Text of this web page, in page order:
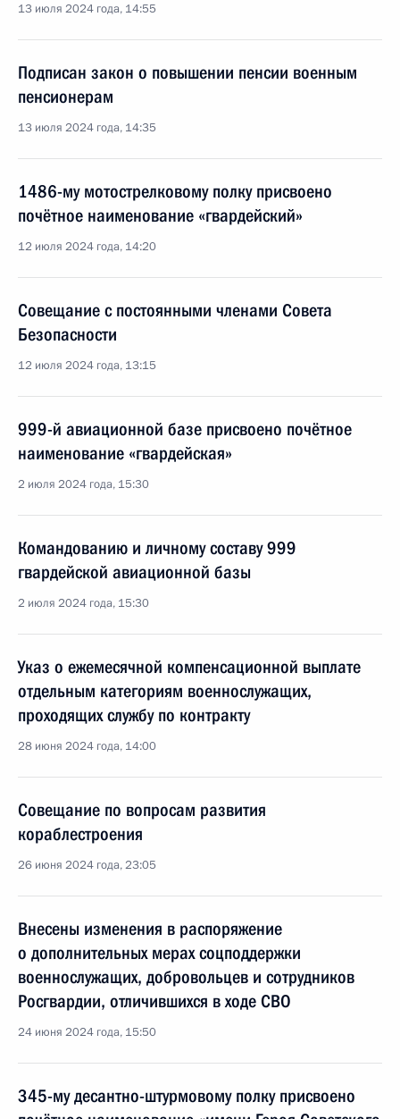
13 июля 2024 года, 14:55
Подписан закон о повышении пенсии военным
пенсионерам
13 июля 2024 года, 14:35
1486-му мотострелковому полку присвоено
почётное наименование «гвардейский»
12 июля 2024 года, 14:20
Совещание с постоянными членами Совета
Безопасности
12 июля 2024 года, 13:15
999-й авиационной базе присвоено почётное
наименование «гвардейская»
2 июля 2024 года, 15:30
Командованию и личному составу 999
гвардейской авиационной базы
2 июля 2024 года, 15:30
Указ о ежемесячной компенсационной выплате
отдельным категориям военнослужащих,
проходящих службу по контракту
28 июня 2024 года, 14:00
Совещание по вопросам развития
кораблестроения
26 июня 2024 года, 23:05
Внесены изменения в распоряжение
о дополнительных мерах соцподдержки
военнослужащих, добровольцев и сотрудников
Росгвардии, отличившихся в ходе СВО
24 июня 2024 года, 15:50
345-му десантно-штурмовому полку присвоено